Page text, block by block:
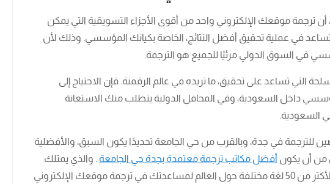
ترجمة موقعك الإلكتروني واحد من أقوى الأجزاء التسويقية التي يمكن
في عملية تحقيق أفضل النتائج، الخاصة بكيانك المؤسسي. وذلك لأن
في السوق الدولي مرئيًا للجميع هو الترجمة.
التي تساعد على تحقيق، ما تريده في عالم الرقمنة. فإن الاحتياج إلى
داخل السعودية، وفي المحافل الدولية يتطلب منك الاستعانة
السعودية.
في جدة، وبالقرب من حي الجامعة تحديدًا يكون السبق، والأفضلية
من أن يكون أفضل مكاتب ترجمة معتمدة بجدة حي الجامعة . والذي يمتلك
في داخله خبراء في الصناعة، لأكثر من 50 لغة مختلفة حول العالم لمساعدتك في ترجمة موقعك الإلكتروني